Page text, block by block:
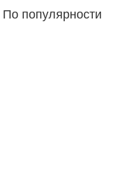
По популярности